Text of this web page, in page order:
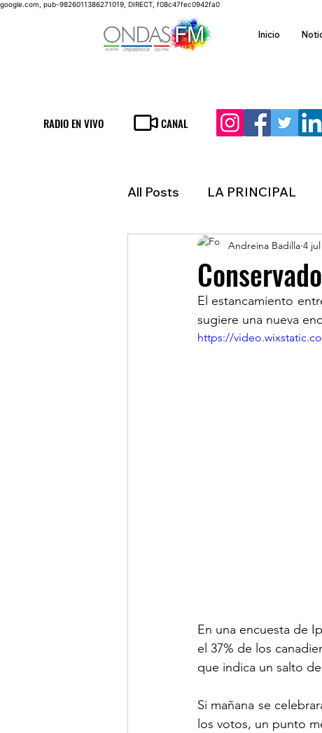
google.com, pub-9826011386271019, DIRECT, f08c47fec0942fa0
Inicio
RADIO EN VIVO CANAL
All Posts LA PRINCIPAL
ESPECTACULOS
LATINOAMERICA
Andreina Badilla 4
El estancamiento
sugiere una nueva
https://
En una encuesta de
el 37% de los
que indica un salto
Si mañana se
los votos, un punto